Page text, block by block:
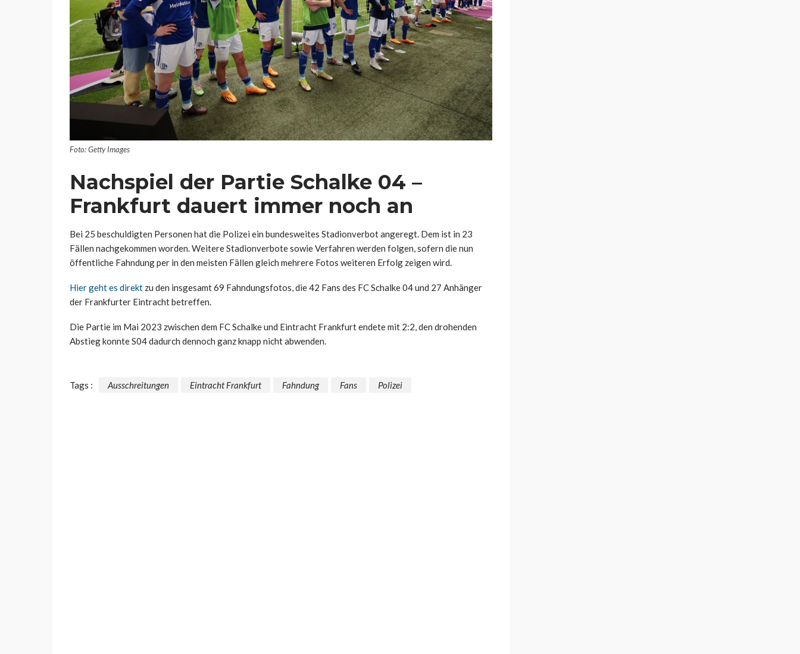
Foto: Getty Images
Nachspiel der Partie Schalke 04 –
Frankfurt dauert immer noch an
Bei 25 beschuldigten Personen hat die Polizei ein bundesweites Stadionverbot angeregt. Dem ist in 23
Fällen nachgekommen worden. Weitere Stadionverbote sowie Verfahren werden folgen, sofern die nun
öffentliche Fahndung per in den meisten Fällen gleich mehrere Fotos weiteren Erfolg zeigen wird.
Hier geht es direkt zu den insgesamt 69 Fahndungsfotos, die 42 Fans des FC Schalke 04 und 27 Anhänger
der Frankfurter Eintracht betreffen.
Die Partie im Mai 2023 zwischen dem FC Schalke und Eintracht Frankfurt endete mit 2:2, den drohenden
Abstieg konnte S04 dadurch dennoch ganz knapp nicht abwenden.
Tags : Ausschreitungen Eintracht Frankfurt Fahndung Fans Polizei